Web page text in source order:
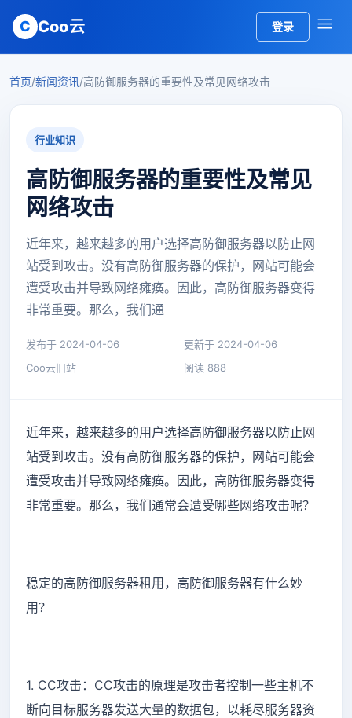
C Coo云 登录
首页/新闻资讯/高防御服务器的重要性及常见网络攻击
行业知识
高防御服务器的重要性及常见
网络攻击
近年来，越来越多的用户选择高防御服务器以防止网
站受到攻击。没有高防御服务器的保护，网站可能会
遭受攻击并导致网络瘫痪。因此，高防御服务器变得
非常重要。那么，我们通
发布于 2024-04-06
更新于 2024-04-06
Coo云旧站
阅读 888
近年来，越来越多的用户选择高防御服务器以防止网
站受到攻击。没有高防御服务器的保护，网站可能会
遭受攻击并导致网络瘫痪。因此，高防御服务器变得
非常重要。那么，我们通常会遭受哪些网络攻击呢？
稳定的高防御服务器租用，高防御服务器有什么妙
用？
1. CC攻击：CC攻击的原理是攻击者控制一些主机不
断向目标服务器发送大量的数据包，以耗尽服务器资